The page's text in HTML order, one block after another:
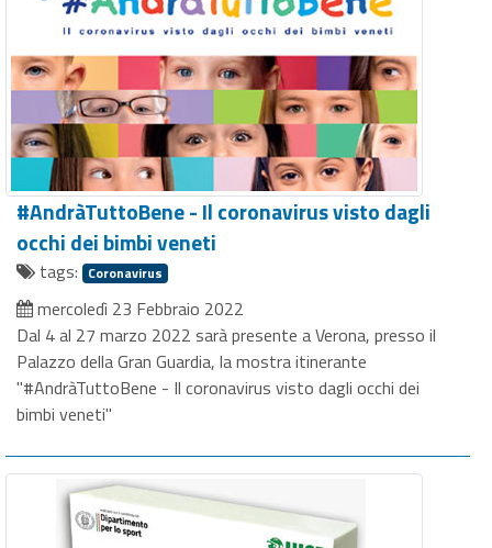
#AndràTuttoBene - Il coronavirus visto dagli
occhi dei bimbi veneti
tags: Coronavirus
mercoledì 23 Febbraio 2022
Dal 4 al 27 marzo 2022 sarà presente a Verona, presso il
Palazzo della Gran Guardia, la mostra itinerante
"#AndràTuttoBene - Il coronavirus visto dagli occhi dei
bimbi veneti"